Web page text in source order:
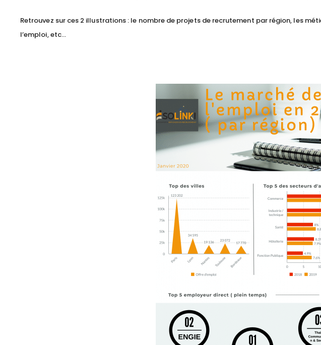
Retrouvez sur ces 2 illustrations : le nombre de projets de recrutement par région, les
l’emploi, etc…